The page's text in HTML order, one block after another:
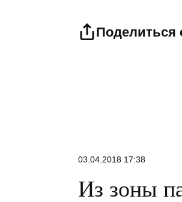
Поделиться
03.04.2018 17:38
Из зоны